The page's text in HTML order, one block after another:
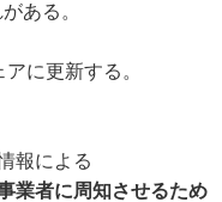
ある。
に更新する。
報による
業者に周知させるため